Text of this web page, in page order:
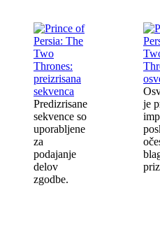
Predizrisane
sekvence so
uporabljene
za
podajanje
delov
zgodbe.
je